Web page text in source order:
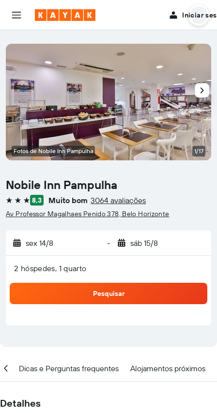
Iniciar
Nobile Inn Pampulha
3 estrelas8,3 Muito bom 3064 avaliações
Av Professor Magalhaes Penido 378, Belo Horizonte
sex 14/8 - sáb 15/8
2 hóspedes, 1 quarto
Pesquisar
Fotos de Nobile Inn Pampulha 1/17
Dicas e Perguntas frequentes Alojamentos próximos
Detalhes